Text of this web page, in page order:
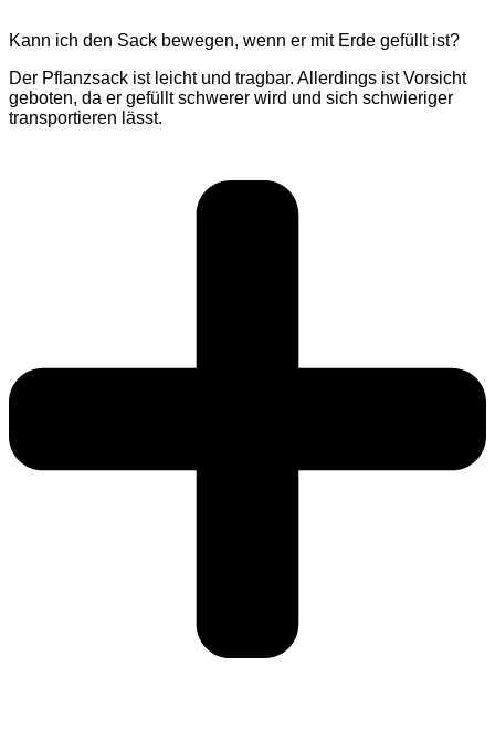
Kann ich den Sack bewegen, wenn er mit Erde gefüllt ist?
Der Pflanzsack ist leicht und tragbar. Allerdings ist Vorsicht
geboten, da er gefüllt schwerer wird und sich schwieriger
transportieren lässt.